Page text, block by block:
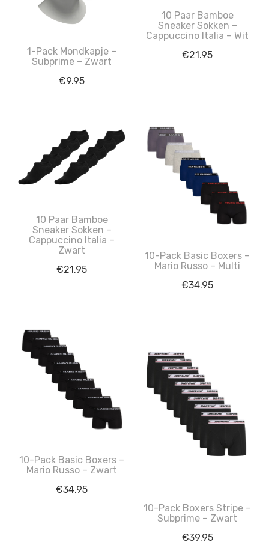
1-Pack Mondkapje –
Subprime – Zwart
€9.95
10 Paar Bamboe
Sneaker Sokken –
Cappuccino Italia – Wit
€21.95
10 Paar Bamboe
Sneaker Sokken –
Cappuccino Italia –
Zwart
€21.95
10-Pack Basic Boxers –
Mario Russo – Multi
€34.95
10-Pack Basic Boxers –
Mario Russo – Zwart
€34.95
10-Pack Boxers Stripe –
Subprime – Zwart
€39.95